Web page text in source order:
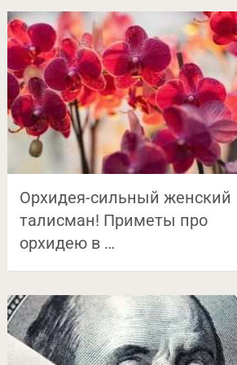
Орхидея-сильный женский
талисман! Приметы про
орхидею в …